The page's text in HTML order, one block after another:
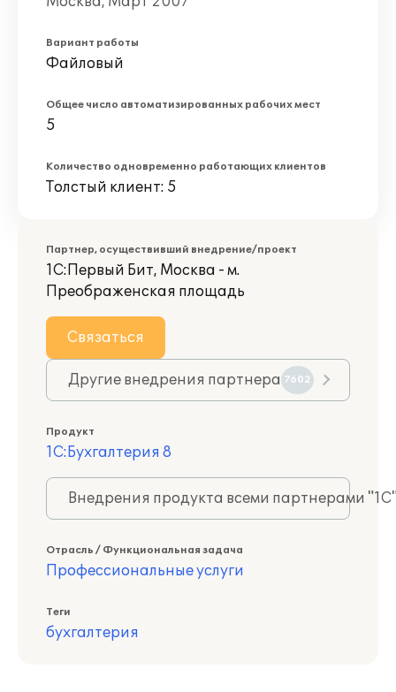
Вариант работы
Файловый
Общее число автоматизированных рабочих мест
5
Количество одновременно работающих клиентов
Толстый клиент: 5
Партнер, осуществивший внедрение/проект
1С:Первый Бит, Москва - м.
Преображенская площадь
Связаться
Другие внедрения партнера 7602
Продукт
1С:Бухгалтерия 8
Внедрения продукта всеми партнерами
Отрасль / Функциональная задача
Профессиональные услуги
Теги
бухгалтерия